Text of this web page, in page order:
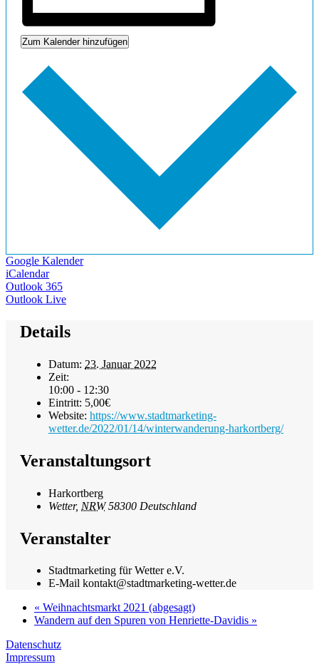
Zum Kalender hinzufügen
Google Kalender
iCalendar
Outlook 365
Outlook Live
Details
Datum: 23. Januar 2022
Zeit:
10:00 - 12:30
Eintritt: 5,00€
Website: https://www.stadtmarketing-
wetter.de/2022/01/14/winterwanderung-harkortberg/
Veranstaltungsort
Harkortberg
Wetter, NRW 58300 Deutschland
Veranstalter
Stadtmarketing für Wetter e.V.
E-Mail kontakt@stadtmarketing-wetter.de
« Weihnachtsmarkt 2021 (abgesagt)
Wandern auf den Spuren von Henriette-Davidis »
Datenschutz
Impressum